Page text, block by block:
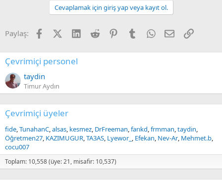
o
s
:
Cevaplamak için giriş yap veya kayıt ol.
Paylaş: FacebookX (Twitter)
LinkedIn
Reddit PinterestTumblrWhatsApp
E-postaLink
Çevrimiçi personel
taydin
Timur Aydın
Çevrimiçi üyeler
fide TunahanC alsas kesmez DrFreeman farıkd frmman taydin
Öğretmen27 KAZIMUGUR TA3AS Lyewor_ Efekan Nev-Ar Mehmet.b
cocu007
Toplam: 10,558 (üye: 21, misafir: 10,537)